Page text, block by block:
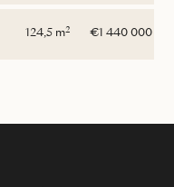
124,5 m2 €1 440 000